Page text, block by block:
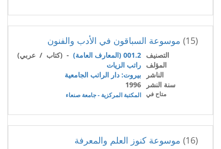
(15) موسوعة السباقون في الأدب والفنون
التصنيف 001.2 (المعارف العامة)
- (كتاب / عربي)
المؤلف راتب الزيات
الناشر
بيروت: دار الراتب الجامعية
سنة النشر
1996
متاح في المكتبة المركزية - جامعة صنعاء
(16) موسوعة كنوز العلم والمعرفة